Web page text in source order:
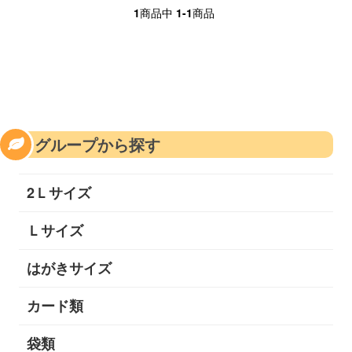
1商品中 1-1商品
グループから探す
2Ｌサイズ
Ｌサイズ
はがきサイズ
カード類
袋類